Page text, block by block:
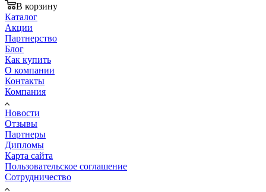
В корзину
Каталог
Акции
Партнерство
Блог
Как купить
О компании
Контакты
Компания
Новости
Отзывы
Партнеры
Дипломы
Карта сайта
Пользовательское соглашение
Сотрудничество